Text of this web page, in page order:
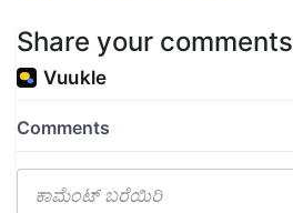
Share your comments